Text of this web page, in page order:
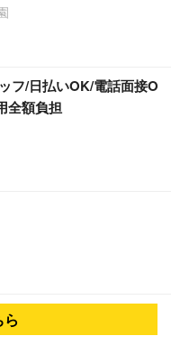
フ/日払いOK/電話面接O
全額負担